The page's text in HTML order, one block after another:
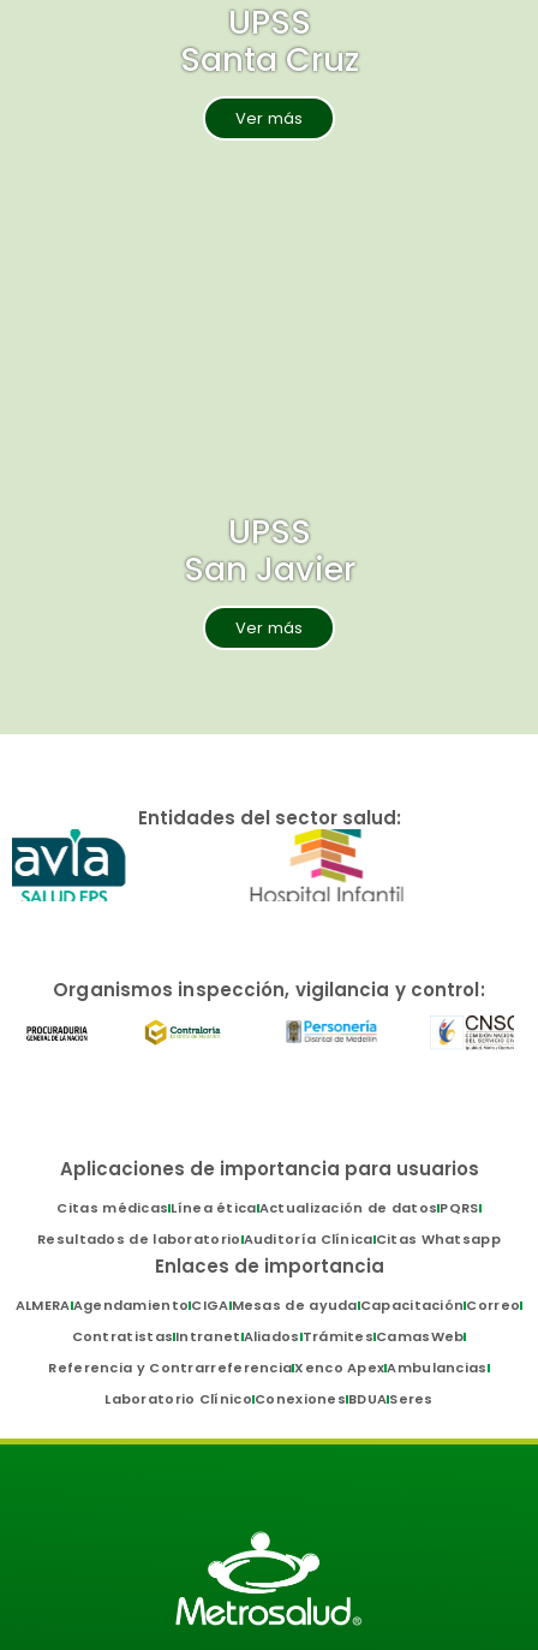
UPSS
Santa Cruz
Ver más
UPSS
San Javier
Ver más
Entidades del sector salud:
Organismos inspección, vigilancia y control:
Aplicaciones de importancia para usuarios
Citas médicasLínea éticaActualización de datosPQRS
Resultados de laboratorio Auditoría ClínicaCitas Whatsapp
Enlaces de importancia
ALMERAAgendamientoCIGAMesas de ayudaCapacitaciónCorreo
ContratistasIntranet Aliados TrámitesCamasWeb
Referencia y ContrarreferenciaXenco ApexAmbulancias
Laboratorio Clínico Conexiones BDUASeres